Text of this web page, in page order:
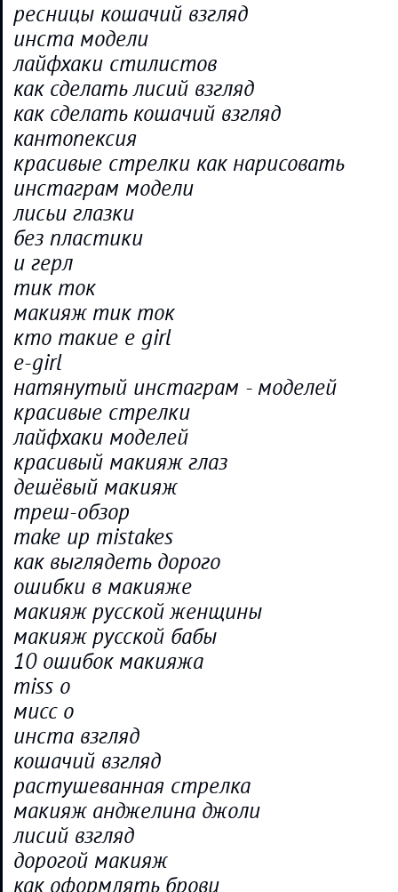
ресницы кошачий взгляд
инста модели
лайфхаки стилистов
как сделать лисий взгляд
как сделать кошачий взгляд
кантопексия
красивые стрелки как нарисовать
инстаграм модели
лисьи глазки
без пластики
и герл
тик ток
макияж тик ток
кто такие e girl
e-girl
натянутый инстаграм - моделей
красивые стрелки
лайфхаки моделей
красивый макияж глаз
дешёвый макияж
треш-обзор
make up mistakes
как выглядеть дорого
ошибки в макияже
макияж русской женщины
макияж русской бабы
10 ошибок макияжа
miss o
мисс о
инста взгляд
кошачий взгляд
растушеванная стрелка
макияж анджелина джоли
лисий взгляд
дорогой макияж
как оформлять брови